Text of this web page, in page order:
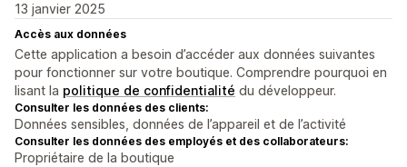
13 janvier 2025
Accès aux données
Cette application a besoin d’accéder aux données suivantes
pour fonctionner sur votre boutique. Comprendre pourquoi en
lisant la politique de confidentialité du développeur.
Consulter les données des clients:
Données sensibles, données de l’appareil et de l’activité
Consulter les données des employés et des collaborateurs:
Propriétaire de la boutique